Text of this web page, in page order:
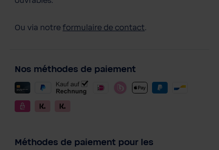
Ou via notre formulaire de contact.
Nos méthodes de paiement
Méthodes de paiement pour les